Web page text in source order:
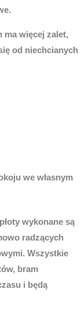
ma więcej zalet,
od niechcianych
we własnym
wykonane są
radzących
Wszystkie
bram
i będą